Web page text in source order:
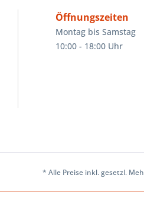
Öffnungszeiten
Montag bis Samstag
10:00 - 18:00 Uhr
* Alle Preise inkl. gesetzl.